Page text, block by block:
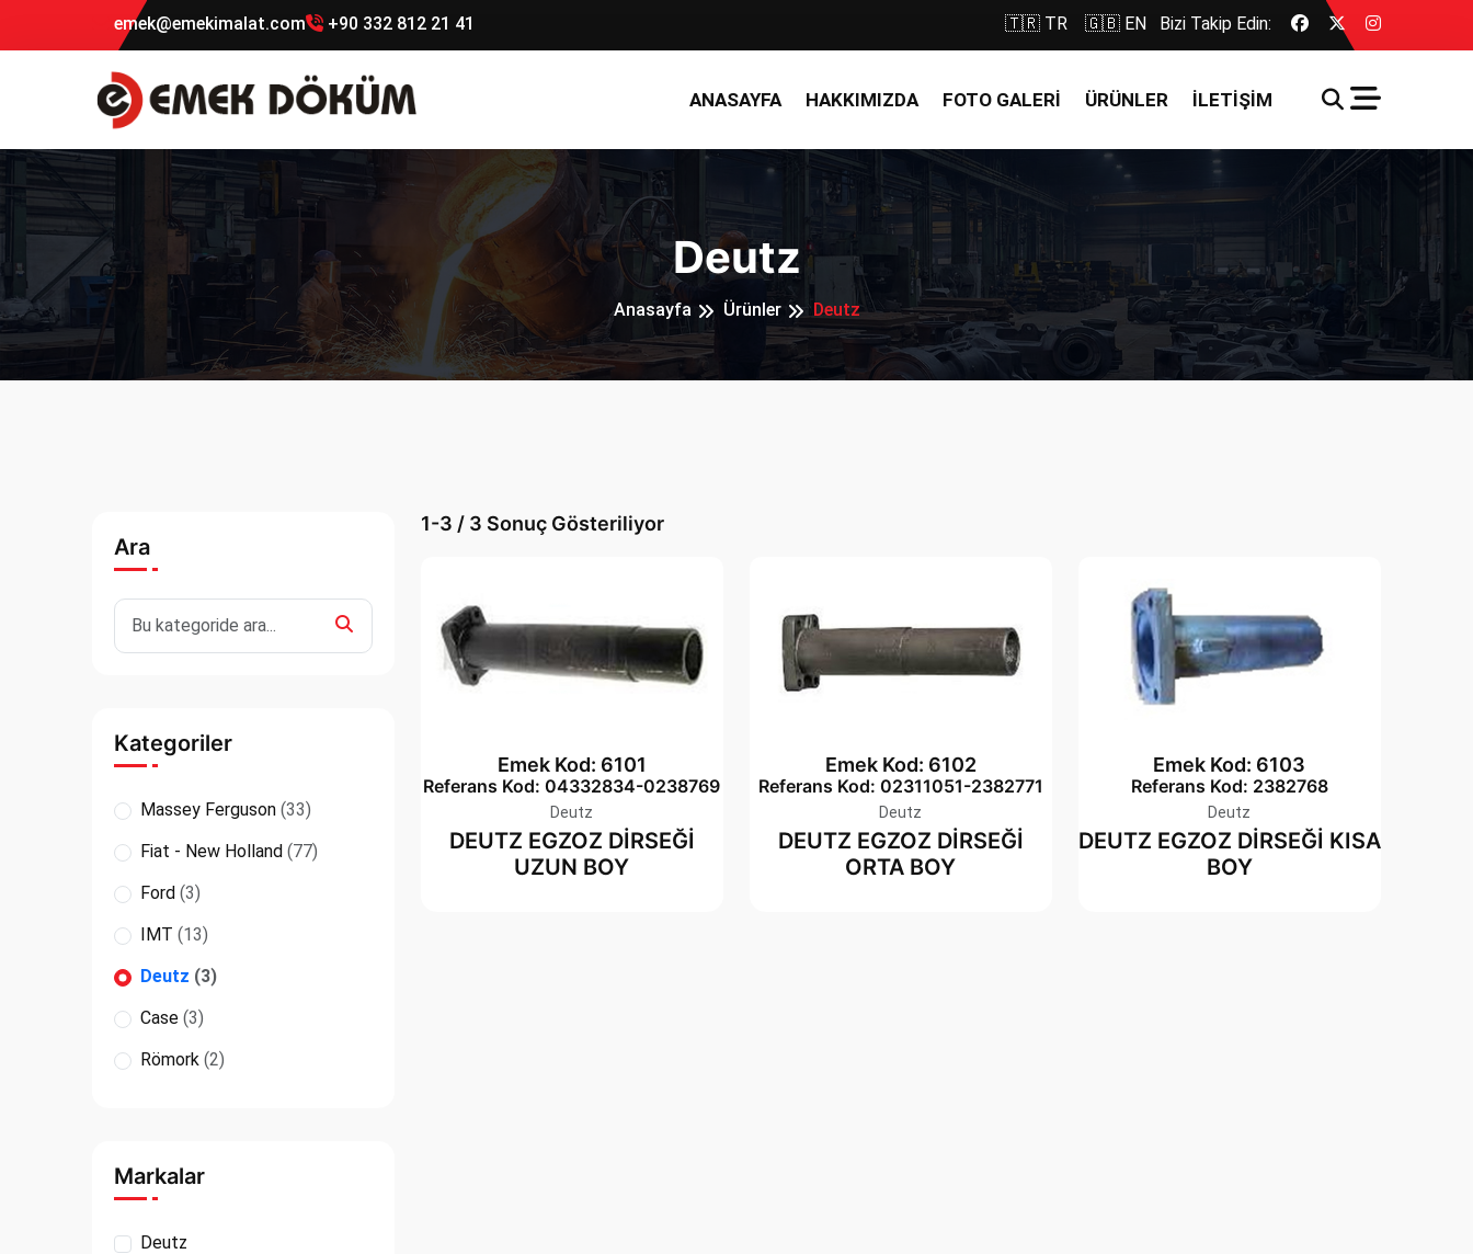
emek@emekimalat.com +90 332 812 21 41 🇹🇷 TR 🇬🇧 EN Bizi Takip Edin:
ANASAYFA HAKKIMIZDA FOTO GALERİ ÜRÜNLER İLETİŞİM
Deutz
Anasayfa Ürünler Deutz
Ara
Kategoriler
Massey Ferguson (33)
Fiat - New Holland (77)
Ford (3)
IMT (13)
Deutz (3)
Case (3)
Römork (2)
Markalar
Deutz
1-3 / 3 Sonuç Gösteriliyor
Emek Kod: 6101
Referans Kod: 04332834-0238769
Deutz
DEUTZ EGZOZ DİRSEĞİ
UZUN BOY
Emek Kod: 6102
Referans Kod: 02311051-2382771
Deutz
DEUTZ EGZOZ DİRSEĞİ
ORTA BOY
Emek Kod: 6103
Referans Kod: 2382768
Deutz
DEUTZ EGZOZ DİRSEĞİ KISA
BOY